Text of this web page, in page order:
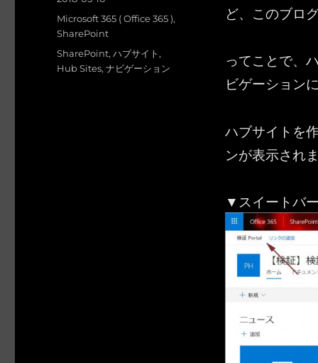
ど、このブロ
ってことで、
ビゲーション
ハブサイトを
ンが表示され
▼スイートバ
日:
カ
テ
ゴ
Microsoft 365 ( Office 365 ),
SharePoint
タ
グ
SharePoint,ハブサイト ,
Hub Sites,ナビゲーション